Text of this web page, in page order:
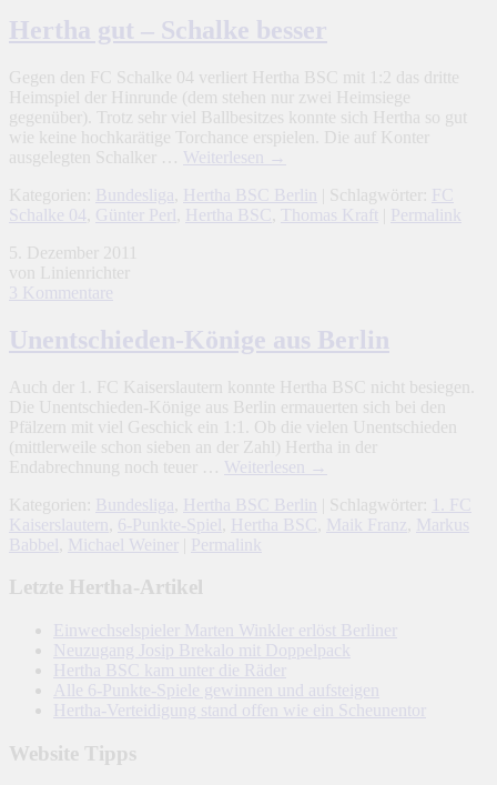
Hertha gut – Schalke besser
Gegen den FC Schalke 04 verliert Hertha BSC mit 1:2 das dritte
Heimspiel der Hinrunde (dem stehen nur zwei Heimsiege
gegenüber). Trotz sehr viel Ballbesitzes konnte sich Hertha so gut
wie keine hochkarätige Torchance erspielen. Die auf Konter
ausgelegten Schalker … Weiterlesen
→
Kategorien:
Bundesliga Hertha BSC Berlin | Schlagwörter:
FC
Schalke 04 Günter Perl Hertha BSC Thomas Kraft
Permalink
5. Dezember 2011
von Linienrichter
3 Kommentare
Unentschieden-Könige aus Berlin
Auch der 1. FC Kaiserslautern konnte Hertha BSC nicht besiegen.
Die Unentschieden-Könige aus Berlin ermauerten sich bei den
Pfälzern mit viel Geschick ein 1:1. Ob die vielen Unentschieden
(mittlerweile schon sieben an der Zahl) Hertha in der
Endabrechnung noch teuer … Weiterlesen
→
Kategorien:
Bundesliga Hertha BSC Berlin | Schlagwörter:
1. FC
Kaiserslautern
6-Punkte-Spiel Hertha BSC Maik Franz
Markus
Babbel
Michael Weiner Permalink
Letzte Hertha-Artikel
Einwechselspieler Marten Winkler erlöst Berliner
Neuzugang Josip Brekalo mit Doppelpack
Hertha BSC kam unter die Räder
Alle 6-Punkte-Spiele gewinnen und aufsteigen
Hertha-Verteidigung stand offen wie ein Scheunentor
Website Tipps